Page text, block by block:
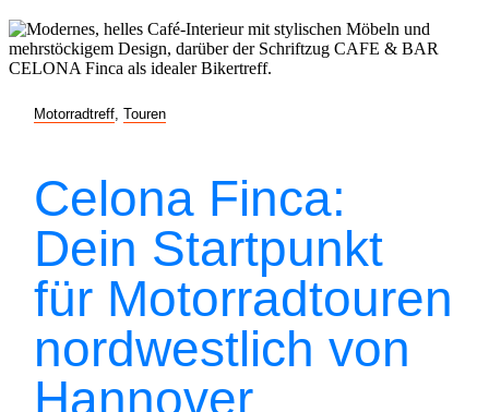
Motorradtreff Touren
Celona Finca:
Dein Startpunkt
für Motorradtouren
nordwestlich von
Hannover